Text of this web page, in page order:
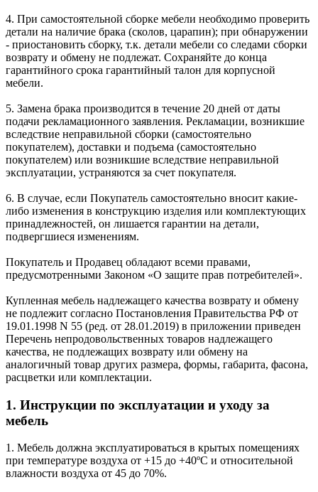
4. При самостоятельной сборке мебели необходимо проверить
детали на наличие брака (сколов, царапин); при обнаружении
- приостановить сборку, т.к. детали мебели со следами сборки
возврату и обмену не подлежат. Сохраняйте до конца
гарантийного срока гарантийный талон для корпусной
мебели.
5. Замена брака производится в течение 20 дней от даты
подачи рекламационного заявления. Рекламации, возникшие
вследствие неправильной сборки (самостоятельно
покупателем), доставки и подъема (самостоятельно
покупателем) или возникшие вследствие неправильной
эксплуатации, устраняются за счет покупателя.
6. В случае, если Покупатель самостоятельно вносит какие-
либо изменения в конструкцию изделия или комплектующих
принадлежностей, он лишается гарантии на детали,
подвергшиеся изменениям.
Покупатель и Продавец обладают всеми правами,
предусмотренными Законом «О защите прав потребителей».
Купленная мебель надлежащего качества возврату и обмену
не подлежит согласно Постановления Правительства РФ от
19.01.1998 N 55 (ред. от 28.01.2019) в приложении приведен
Перечень непродовольственных товаров надлежащего
качества, не подлежащих возврату или обмену на
аналогичный товар других размера, формы, габарита, фасона,
расцветки или комплектации.
1. Инструкции по эксплуатации и уходу за
мебель
1. Мебель должна эксплуатироваться в крытых помещениях
при температуре воздуха от +15 до +40ºС и относительной
влажности воздуха от 45 до 70%.